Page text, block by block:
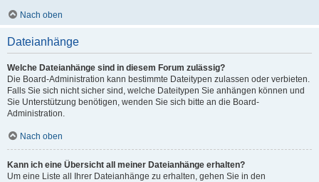
Nach oben
Dateianhänge
Welche Dateianhänge sind in diesem Forum zulässig?
Die Board-Administration kann bestimmte Dateitypen zulassen oder verbieten.
Falls Sie sich nicht sicher sind, welche Dateitypen Sie anhängen können und
Sie Unterstützung benötigen, wenden Sie sich bitte an die Board-
Administration.
Nach oben
Kann ich eine Übersicht all meiner Dateianhänge erhalten?
Um eine Liste all Ihrer Dateianhänge zu erhalten, gehen Sie in den